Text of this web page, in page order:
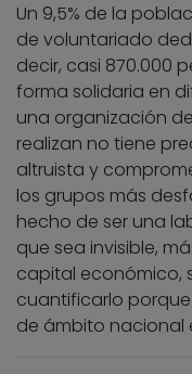
Un 9,5% de la
de voluntariado
decir, casi 870.000
forma solidaria en
una organización
realizan no tiene
altruista y
los grupos más
hecho de ser una
que sea invisible,
capital económico,
cuantificarlo
de ámbito nacional